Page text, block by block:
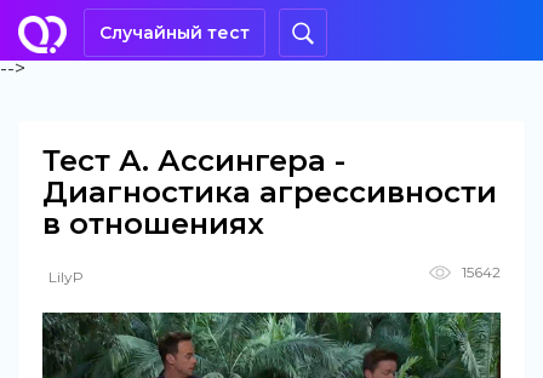
Случайный тест
-->
Тест А. Ассингера -
Диагностика агрессивности
в отношениях
LilyP 15642